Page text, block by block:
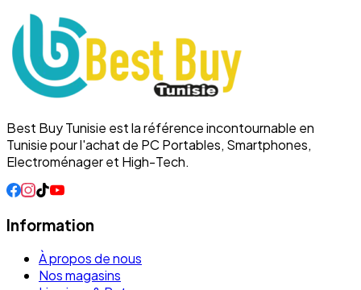
Best Buy Tunisie est la référence incontournable en
Tunisie pour l'achat de PC Portables, Smartphones,
Electroménager et High-Tech.
Information
À propos de nous
Nos magasins